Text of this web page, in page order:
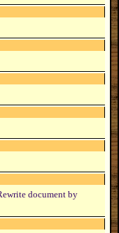
document by